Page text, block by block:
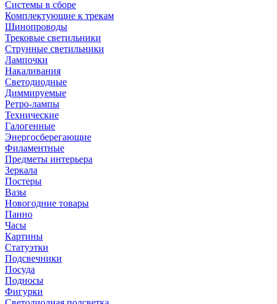
Системы в сборе
Комплектующие к трекам
Шинопроводы
Трековые светильники
Струнные светильники
Лампочки
Накаливания
Светодиодные
Диммируемые
Ретро-лампы
Технические
Галогенные
Энергосберегающие
Филаментные
Предметы интерьера
Зеркала
Постеры
Вазы
Новогодние товары
Панно
Часы
Картины
Статуэтки
Подсвечники
Посуда
Подносы
Фигурки